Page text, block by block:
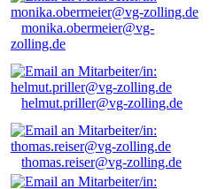
monika.obermeier@vg-
zolling.de
helmut.priller@vg-zolling.de
thomas.reiser@vg-zolling.de